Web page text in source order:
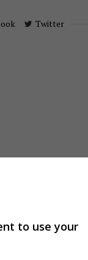
Twitter
to use your